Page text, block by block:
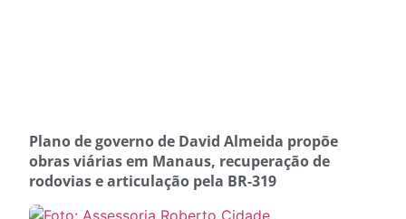
Plano de governo de David Almeida propõe
obras viárias em Manaus, recuperação de
rodovias e articulação pela BR-319